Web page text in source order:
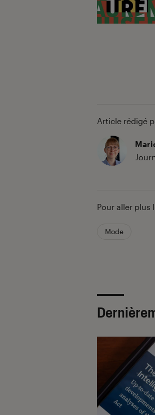
Article rédigé
Pour aller plus
Mode